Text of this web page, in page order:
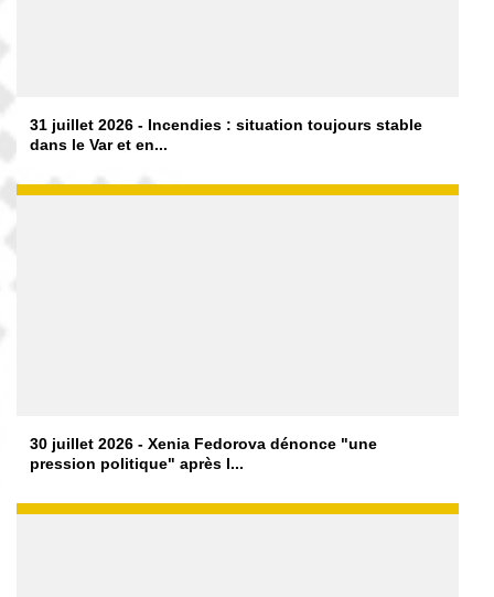
31 juillet 2026 - Incendies : situation toujours stable
dans le Var et en...
30 juillet 2026 - Xenia Fedorova dénonce "une
pression politique" après l...